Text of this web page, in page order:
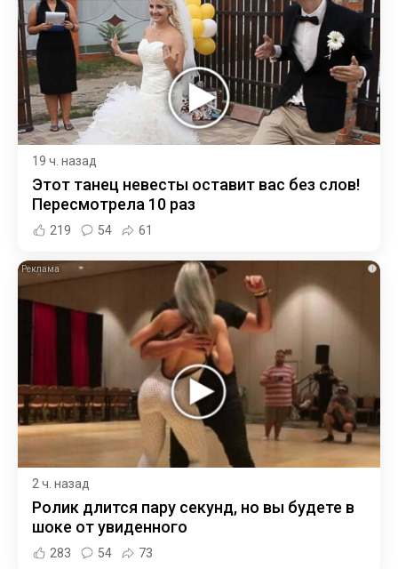
19 ч. назад
Этот танец невесты оставит вас без слов!
Пересмотрела 10 раз
219 54 61
i
2 ч. назад
Ролик длится пару секунд, но вы будете в
шоке от увиденного
283 54 73